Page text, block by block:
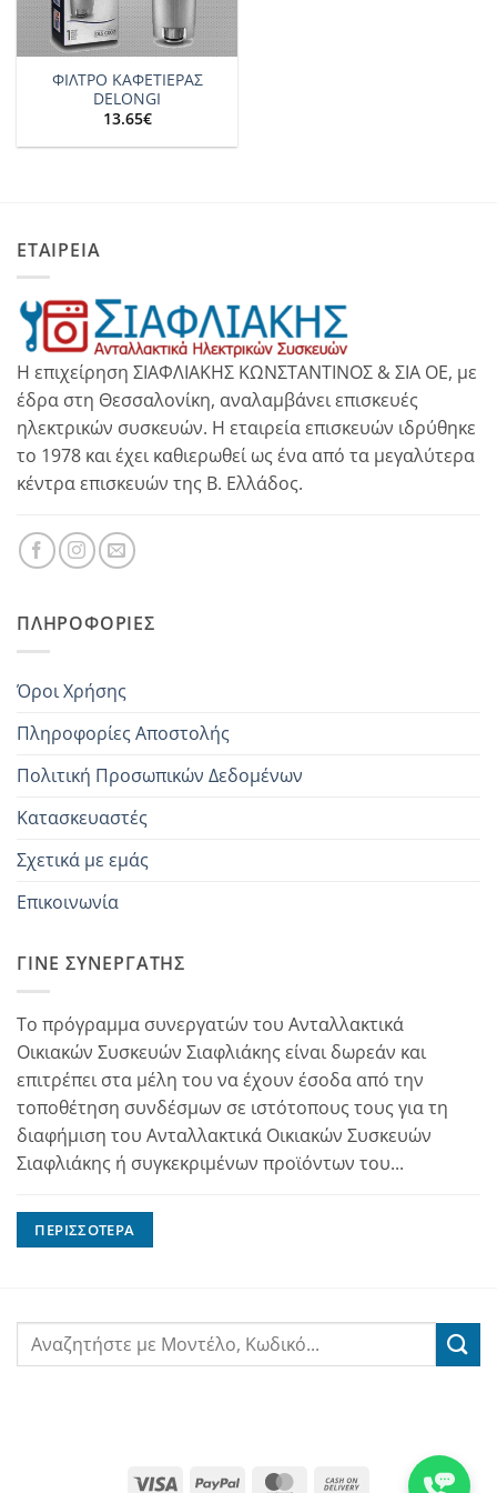
ΦΙΛΤΡΟ ΚΑΦΕΤΙΕΡΑΣ
DELONGI
13.65€
ΕΤΑΙΡΕΙΑ
Η επιχείρηση ΣΙΑΦΛΙΑΚΗΣ ΚΩΝΣΤΑΝΤΙΝΟΣ & ΣΙΑ ΟΕ, με
έδρα στη Θεσσαλονίκη, αναλαμβάνει επισκευές
ηλεκτρικών συσκευών. Η εταιρεία επισκευών ιδρύθηκε
το 1978 και έχει καθιερωθεί ως ένα από τα μεγαλύτερα
κέντρα επισκευών της Β. Ελλάδος.
ΠΛΗΡΟΦΟΡΊΕΣ
Όροι Χρήσης
Πληροφορίες Αποστολής
Πολιτική Προσωπικών Δεδομένων
Κατασκευαστές
Σχετικά με εμάς
Επικοινωνία
ΓΊΝΕ ΣΥΝΕΡΓΆΤΗΣ
Το πρόγραμμα συνεργατών του Ανταλλακτικά
Οικιακών Συσκευών Σιαφλιάκης είναι δωρεάν και
επιτρέπει στα μέλη του να έχουν έσοδα από την
τοποθέτηση συνδέσμων σε ιστότοπους τους για τη
διαφήμιση του Ανταλλακτικά Οικιακών Συσκευών
Σιαφλιάκης ή συγκεκριμένων προϊόντων του...
ΠΕΡΙΣΣΌΤΕΡΑ
Visa PayPal MasterCard